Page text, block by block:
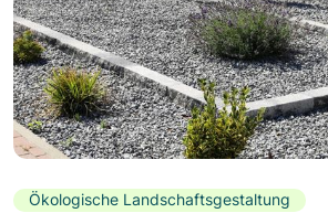
Ökologische Landschaftsgestaltung